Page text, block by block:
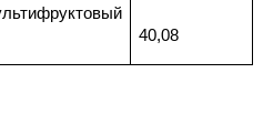
40,08